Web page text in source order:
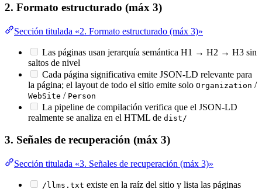
2. Formato estructurado (máx 3)
Sección titulada «2. Formato estructurado (máx 3)»
Las páginas usan jerarquía semántica H1 → H2 → H3 sin
saltos de nivel
Cada página significativa emite JSON-LD relevante para
la página; el layout de todo el sitio emite solo Organization /
WebSite / Person
La pipeline de compilación verifica que el JSON-LD
realmente se analiza en el HTML de dist/
3. Señales de recuperación (máx 3)
Sección titulada «3. Señales de recuperación (máx 3)»
/llms.txt existe en la raíz del sitio y lista las páginas